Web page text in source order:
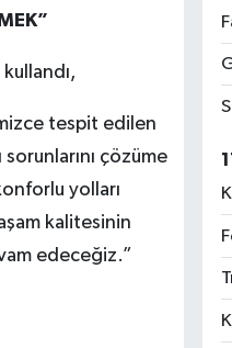
tespit edilen
çözüme
yolları
kalitesinin
edeceğiz.”